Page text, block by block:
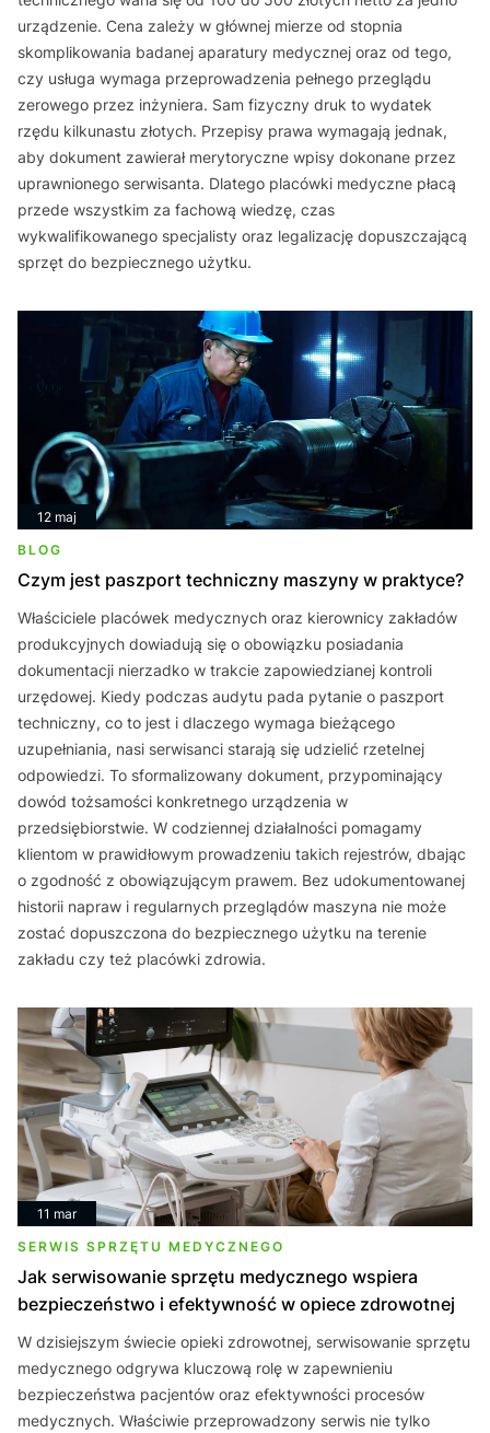
urządzenie. Cena zależy w głównej mierze od stopnia
skomplikowania badanej aparatury medycznej oraz od tego,
czy usługa wymaga przeprowadzenia pełnego przeglądu
zerowego przez inżyniera. Sam fizyczny druk to wydatek
rzędu kilkunastu złotych. Przepisy prawa wymagają jednak,
aby dokument zawierał merytoryczne wpisy dokonane przez
uprawnionego serwisanta. Dlatego placówki medyczne płacą
przede wszystkim za fachową wiedzę, czas
wykwalifikowanego specjalisty oraz legalizację dopuszczającą
sprzęt do bezpiecznego użytku.
12 maj
BLOG
Czym jest paszport techniczny maszyny w praktyce?
Właściciele placówek medycznych oraz kierownicy zakładów
produkcyjnych dowiadują się o obowiązku posiadania
dokumentacji nierzadko w trakcie zapowiedzianej kontroli
urzędowej. Kiedy podczas audytu pada pytanie o paszport
techniczny, co to jest i dlaczego wymaga bieżącego
uzupełniania, nasi serwisanci starają się udzielić rzetelnej
odpowiedzi. To sformalizowany dokument, przypominający
dowód tożsamości konkretnego urządzenia w
przedsiębiorstwie. W codziennej działalności pomagamy
klientom w prawidłowym prowadzeniu takich rejestrów, dbając
o zgodność z obowiązującym prawem. Bez udokumentowanej
historii napraw i regularnych przeglądów maszyna nie może
zostać dopuszczona do bezpiecznego użytku na terenie
zakładu czy też placówki zdrowia.
11 mar
SERWIS SPRZĘTU MEDYCZNEGO
Jak serwisowanie sprzętu medycznego wspiera
bezpieczeństwo i efektywność w opiece zdrowotnej
W dzisiejszym świecie opieki zdrowotnej, serwisowanie sprzętu
medycznego odgrywa kluczową rolę w zapewnieniu
bezpieczeństwa pacjentów oraz efektywności procesów
medycznych. Właściwie przeprowadzony serwis nie tylko